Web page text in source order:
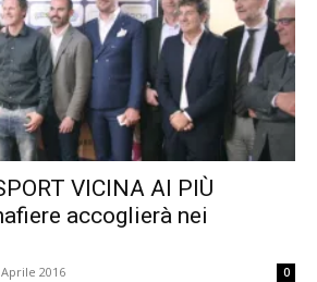
VICINA AI PIÙ
accoglierà nei
2016 0